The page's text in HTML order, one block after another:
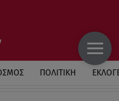
ΠΟΛΙΤΙΚΗ